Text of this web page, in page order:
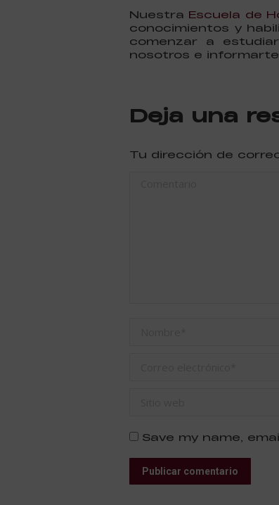
Nuestra Escuela de
conocimientos y
comenzar a
nosotros e
Deja una
Tu dirección de
Save my name,
Publicar comentario